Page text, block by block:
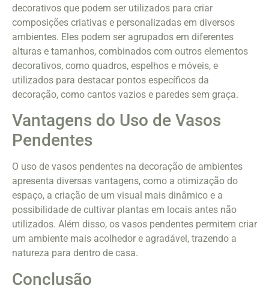
decorativos que podem ser utilizados para criar
composições criativas e personalizadas em diversos
ambientes. Eles podem ser agrupados em diferentes
alturas e tamanhos, combinados com outros elementos
decorativos, como quadros, espelhos e móveis, e
utilizados para destacar pontos específicos da
decoração, como cantos vazios e paredes sem graça.
Vantagens do Uso de Vasos
Pendentes
O uso de vasos pendentes na decoração de ambientes
apresenta diversas vantagens, como a otimização do
espaço, a criação de um visual mais dinâmico e a
possibilidade de cultivar plantas em locais antes não
utilizados. Além disso, os vasos pendentes permitem criar
um ambiente mais acolhedor e agradável, trazendo a
natureza para dentro de casa.
Conclusão